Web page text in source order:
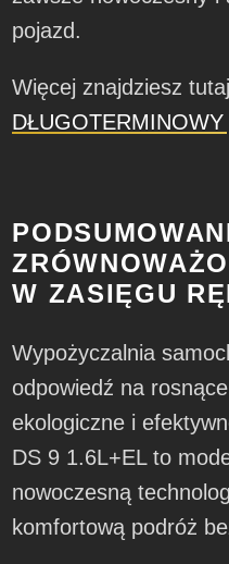
pojazd.
Więcej znajdziesz
DŁUGOTERMINOWY
W ZASIĘGU
Wypożyczalnia
odpowiedź na
ekologiczne i
DS 9 1.6L+EL to
nowoczesną
komfortową podróż